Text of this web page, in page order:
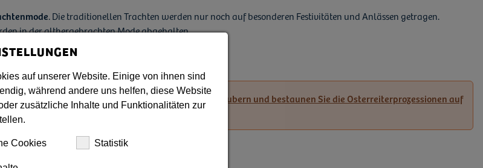
. Die traditionellen Trachten werden nur noch auf besonderen Festivitäten und Anlässen getragen.
in der althergebrachten Mode abgehalten.
Kultur!
farbenfrohen, traditionell verzierten Ostereiern verzaubern und bestaunen Sie die Osterreiterprozessionen auf
auf unserer Website. Einige von ihnen sind
während andere uns helfen, diese Website
zusätzliche Inhalte und Funktionalitäten zur
Cookies Statistik